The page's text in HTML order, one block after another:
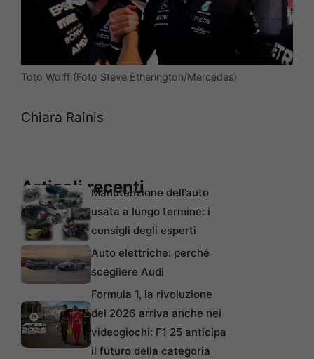
Toto Wolff (Foto Steve Etherington/Mercedes)
Chiara Rainis
Articoli recentiManutenzione dell’auto
usata a lungo termine: i
consigli degli esperti
Auto elettriche: perché
scegliere Audi
Formula 1, la rivoluzione
del 2026 arriva anche nei
videogiochi: F1 25 anticipa
il futuro della categoria